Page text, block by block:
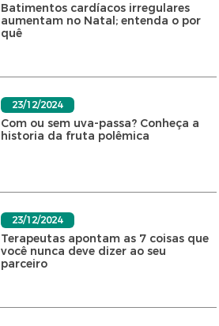
Batimentos cardíacos irregulares
aumentam no Natal; entenda o por
quê
23/12/2024
Com ou sem uva-passa? Conheça a
historia da fruta polêmica
23/12/2024
Terapeutas apontam as 7 coisas que
você nunca deve dizer ao seu
parceiro